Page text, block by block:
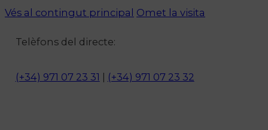
Vés al contingut principal Omet la visita
Telèfons del directe:
(+34) 971 07 23 31 (+34) 971 07 23 32
OCI